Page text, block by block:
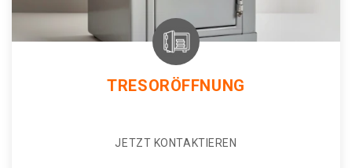
TRESORÖFFNUNG
JETZT KONTAKTIEREN